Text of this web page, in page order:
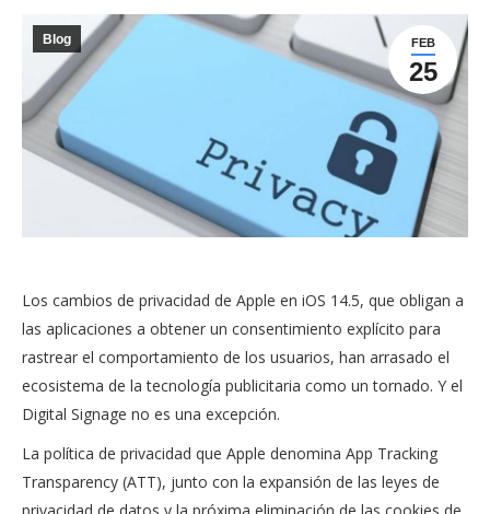
FEB
25
Blog
Los cambios de privacidad de Apple en iOS 14.5, que obligan a
las aplicaciones a obtener un consentimiento explícito para
rastrear el comportamiento de los usuarios, han arrasado el
ecosistema de la tecnología publicitaria como un tornado. Y el
Digital Signage no es una excepción.
La política de privacidad que Apple denomina App Tracking
Transparency (ATT), junto con la expansión de las leyes de